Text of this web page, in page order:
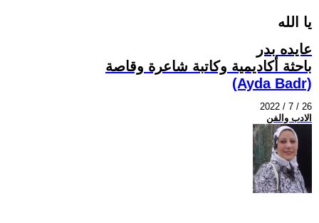
يا الله
عايده بدر
باحثة أكاديمية وكاتبة شاعرة وقاصة
(Ayda Badr)
2022 / 7 / 26
الادب والفن